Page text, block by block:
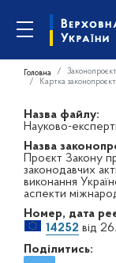
Головна
Картка
Назва файлу:
Науково-
Назва
Проєкт Закону
законодавчих
виконання
аспекти
Номер, дата
14252від
Поділитись: